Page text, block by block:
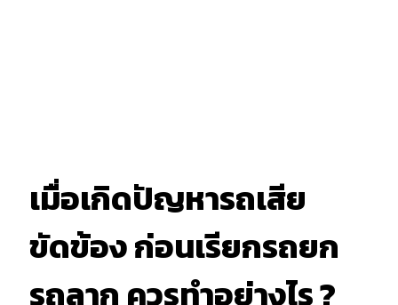
เมื่อเกิดปัญหารถเสีย
ขัดข้อง ก่อนเรียกรถยก
รถลาก ควรทำอย่างไร ?